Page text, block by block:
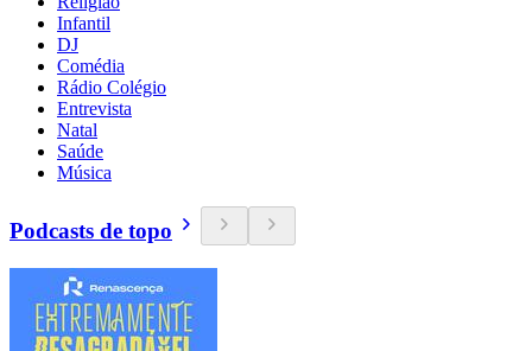
Infantil
DJ
Comédia
Rádio Colégio
Entrevista
Natal
Saúde
Música
Podcasts de topo